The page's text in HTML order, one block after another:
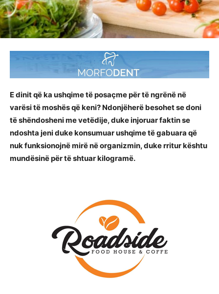
E dinit që ka ushqime të posaçme për të ngrënë në
varësi të moshës që keni? Ndonjëherë besohet se doni
të shëndosheni me vetëdije, duke injoruar faktin se
ndoshta jeni duke konsumuar ushqime të gabuara që
nuk funksionojnë mirë në organizmin, duke rritur kështu
mundësinë për të shtuar kilogramë.